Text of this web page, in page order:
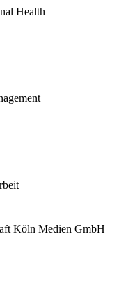
Health
Köln Medien GmbH